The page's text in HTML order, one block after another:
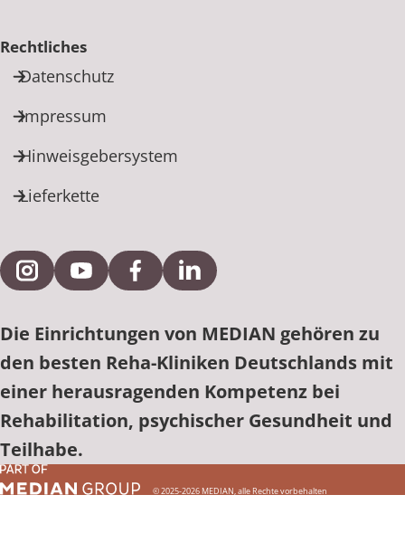
Rechtliches
Datenschutz
Impressum
Hinweisgebersystem
Lieferkette
Externe Verlinkung zu Instagram
Externe Verlinkung zu YouTube
Externe Verlinkung zu Facebook
Externe Verlinkung zu
Die Einrichtungen von MEDIAN gehören zu
den besten Reha-Kliniken Deutschlands mit
einer herausragenden Kompetenz bei
Rehabilitation, psychischer Gesundheit und
Teilhabe.
© 2025-2026 MEDIAN, alle Rechte vorbehalten